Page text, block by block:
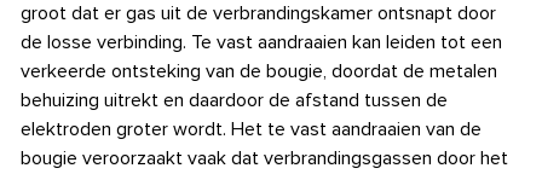
groot dat er gas uit de verbrandingskamer ontsnapt door
de losse verbinding. Te vast aandraaien kan leiden tot een
verkeerde ontsteking van de bougie, doordat de metalen
behuizing uitrekt en daardoor de afstand tussen de
elektroden groter wordt. Het te vast aandraaien van de
bougie veroorzaakt vaak dat verbrandingsgassen door het